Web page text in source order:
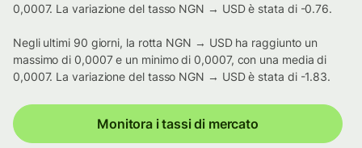
0,0007. La variazione del tasso NGN → USD è stata di -0.76.
Negli ultimi 90 giorni, la rotta NGN → USD ha raggiunto un
massimo di 0,0007 e un minimo di 0,0007, con una media di
0,0007. La variazione del tasso NGN → USD è stata di -1.83.
Monitora i tassi di mercato